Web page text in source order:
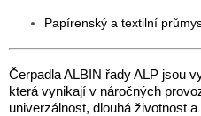
Papírenský a textilní
Čerpadla ALBIN řady ALP jsou
která vynikají v náročných
univerzálnost, dlouhá životnost